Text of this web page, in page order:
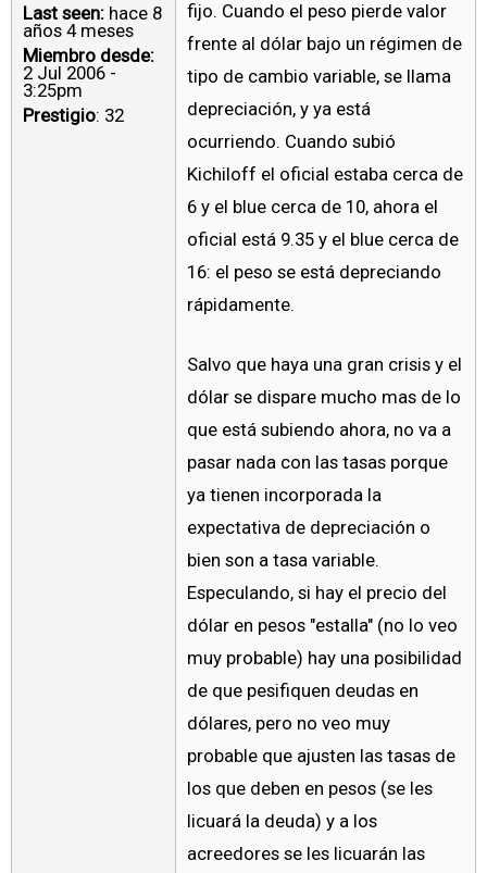
Last seen: hace 8
años 4 meses
Miembro desde:
2 Jul 2006 -
3:25pm
Prestigio: 32
fijo. Cuando el peso pierde valor
frente al dólar bajo un régimen de
tipo de cambio variable, se llama
depreciación, y ya está
ocurriendo. Cuando subió
Kichiloff el oficial estaba cerca de
6 y el blue cerca de 10, ahora el
oficial está 9.35 y el blue cerca de
16: el peso se está depreciando
rápidamente.
Salvo que haya una gran crisis y el
dólar se dispare mucho mas de lo
que está subiendo ahora, no va a
pasar nada con las tasas porque
ya tienen incorporada la
expectativa de depreciación o
bien son a tasa variable.
Especulando, si hay el precio del
dólar en pesos "estalla" (no lo veo
muy probable) hay una posibilidad
de que pesifiquen deudas en
dólares, pero no veo muy
probable que ajusten las tasas de
los que deben en pesos (se les
licuará la deuda) y a los
acreedores se les licuarán las